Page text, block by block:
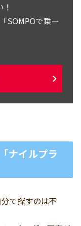
SOMPOで乗ー
ナイルプラ
で探すのは不